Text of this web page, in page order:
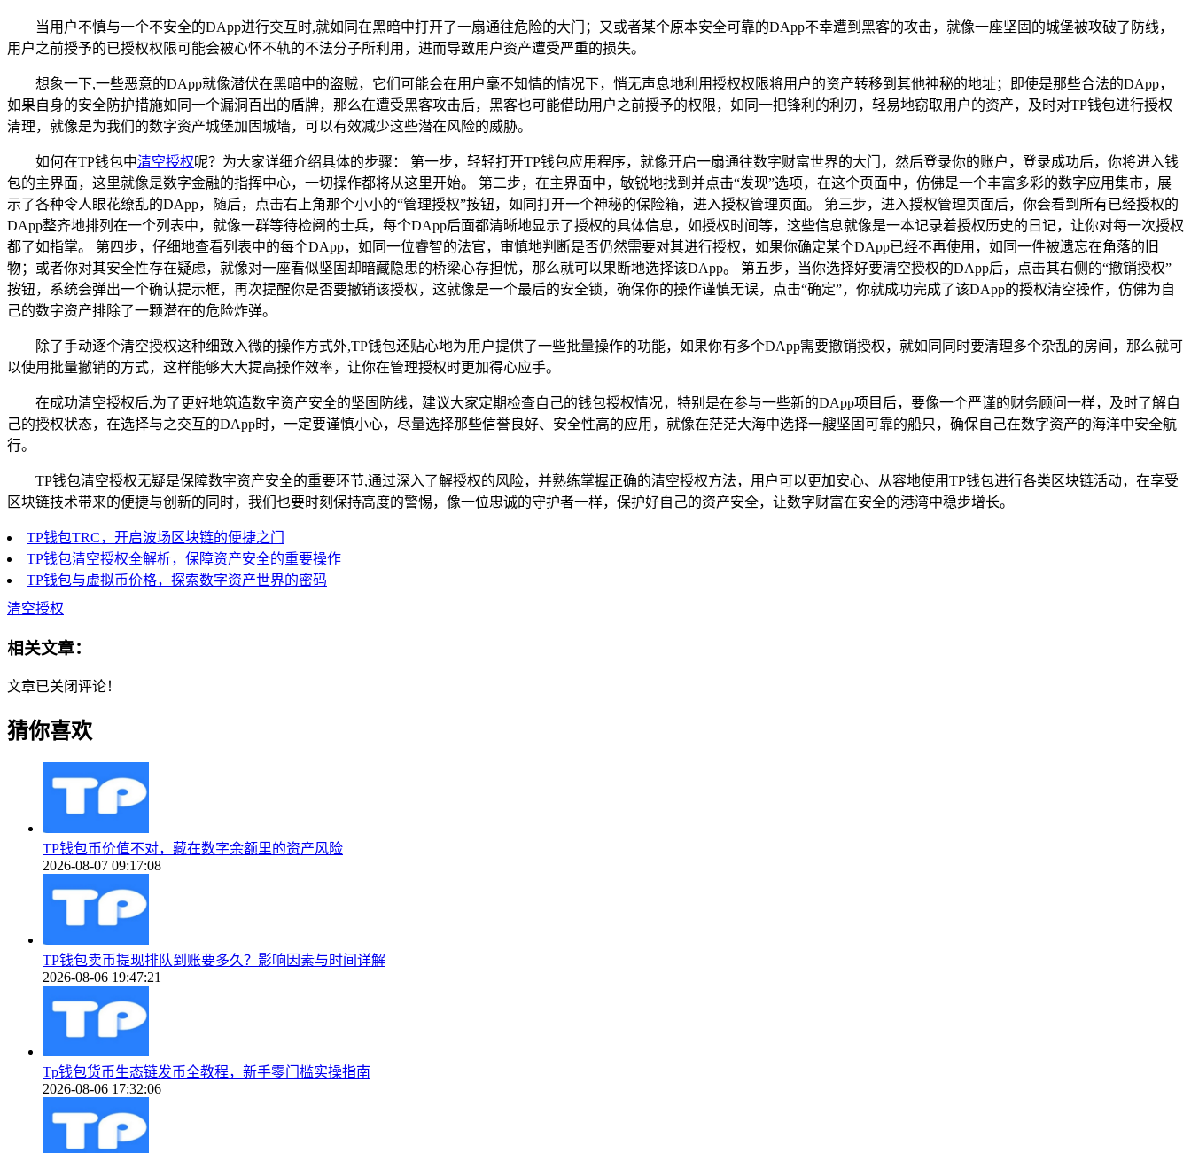
当用户不慎与一个不安全的DApp进行交互时,就如同在黑暗中打开了一扇通往危险的大门；又或者某个原本安全可靠的DApp不幸遭到黑客的攻击，就像一座坚固的城堡被攻破了防线，
用户之前授予的已授权权限可能会被心怀不轨的不法分子所利用，进而导致用户资产遭受严重的损失。
想象一下,一些恶意的DApp就像潜伏在黑暗中的盗贼，它们可能会在用户毫不知情的情况下，悄无声息地利用授权权限将用户的资产转移到其他神秘的地址；即使是那些合法的DApp，
如果自身的安全防护措施如同一个漏洞百出的盾牌，那么在遭受黑客攻击后，黑客也可能借助用户之前授予的权限，如同一把锋利的利刃，轻易地窃取用户的资产，及时对TP钱包进行授权
清理，就像是为我们的数字资产城堡加固城墙，可以有效减少这些潜在风险的威胁。
如何在TP钱包中清空授权呢？为大家详细介绍具体的步骤： 第一步，轻轻打开TP钱包应用程序，就像开启一扇通往数字财富世界的大门，然后登录你的账户，登录成功后，你将进入钱
包的主界面，这里就像是数字金融的指挥中心，一切操作都将从这里开始。 第二步，在主界面中，敏锐地找到并点击“发现”选项，在这个页面中，仿佛是一个丰富多彩的数字应用集市，展
示了各种令人眼花缭乱的DApp，随后，点击右上角那个小小的“管理授权”按钮，如同打开一个神秘的保险箱，进入授权管理页面。 第三步，进入授权管理页面后，你会看到所有已经授权的
DApp整齐地排列在一个列表中，就像一群等待检阅的士兵，每个DApp后面都清晰地显示了授权的具体信息，如授权时间等，这些信息就像是一本记录着授权历史的日记，让你对每一次授权
都了如指掌。 第四步，仔细地查看列表中的每个DApp，如同一位睿智的法官，审慎地判断是否仍然需要对其进行授权，如果你确定某个DApp已经不再使用，如同一件被遗忘在角落的旧
物；或者你对其安全性存在疑虑，就像对一座看似坚固却暗藏隐患的桥梁心存担忧，那么就可以果断地选择该DApp。 第五步，当你选择好要清空授权的DApp后，点击其右侧的“撤销授权”
按钮，系统会弹出一个确认提示框，再次提醒你是否要撤销该授权，这就像是一个最后的安全锁，确保你的操作谨慎无误，点击“确定”，你就成功完成了该DApp的授权清空操作，仿佛为自
己的数字资产排除了一颗潜在的危险炸弹。
除了手动逐个清空授权这种细致入微的操作方式外,TP钱包还贴心地为用户提供了一些批量操作的功能，如果你有多个DApp需要撤销授权，就如同同时要清理多个杂乱的房间，那么就可
以使用批量撤销的方式，这样能够大大提高操作效率，让你在管理授权时更加得心应手。
在成功清空授权后,为了更好地筑造数字资产安全的坚固防线，建议大家定期检查自己的钱包授权情况，特别是在参与一些新的DApp项目后，要像一个严谨的财务顾问一样，及时了解自
己的授权状态，在选择与之交互的DApp时，一定要谨慎小心，尽量选择那些信誉良好、安全性高的应用，就像在茫茫大海中选择一艘坚固可靠的船只，确保自己在数字资产的海洋中安全航
行。
TP钱包清空授权无疑是保障数字资产安全的重要环节,通过深入了解授权的风险，并熟练掌握正确的清空授权方法，用户可以更加安心、从容地使用TP钱包进行各类区块链活动，在享受
区块链技术带来的便捷与创新的同时，我们也要时刻保持高度的警惕，像一位忠诚的守护者一样，保护好自己的资产安全，让数字财富在安全的港湾中稳步增长。
TP钱包TRC，开启波场区块链的便捷之门
TP钱包清空授权全解析，保障资产安全的重要操作
TP钱包与虚拟币价格，探索数字资产世界的密码
清空授权
相关文章：
文章已关闭评论！
猜你喜欢
TP钱包币价值不对，藏在数字余额里的资产风险
2026-08-07 09:17:08
TP钱包卖币提现排队到账要多久？影响因素与时间详解
2026-08-06 19:47:21
Tp钱包货币生态链发币全教程，新手零门槛实操指南
2026-08-06 17:32:06